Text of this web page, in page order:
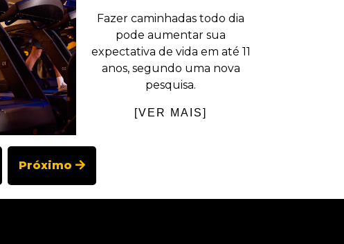
Fazer caminhadas todo dia
pode aumentar sua
expectativa de vida em até 11
anos, segundo uma nova
pesquisa.
[VER MAIS]
Próximo